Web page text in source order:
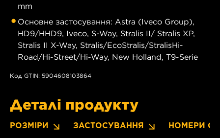
mm
Основне застосування: Astra (Iveco Group),
HD9/HHD9, Iveco, S-Way, Stralis II/ Stralis XP,
Stralis II X-Way, Stralis/EcoStralis/StralisHi-
Road/Hi-Street/Hi-Way, New Holland, T9-Serie
Код GTIN: 5904608103864
Деталі продукту
РОЗМІРИ ЗАСТОСУВАННЯ НОМЕРИ OE